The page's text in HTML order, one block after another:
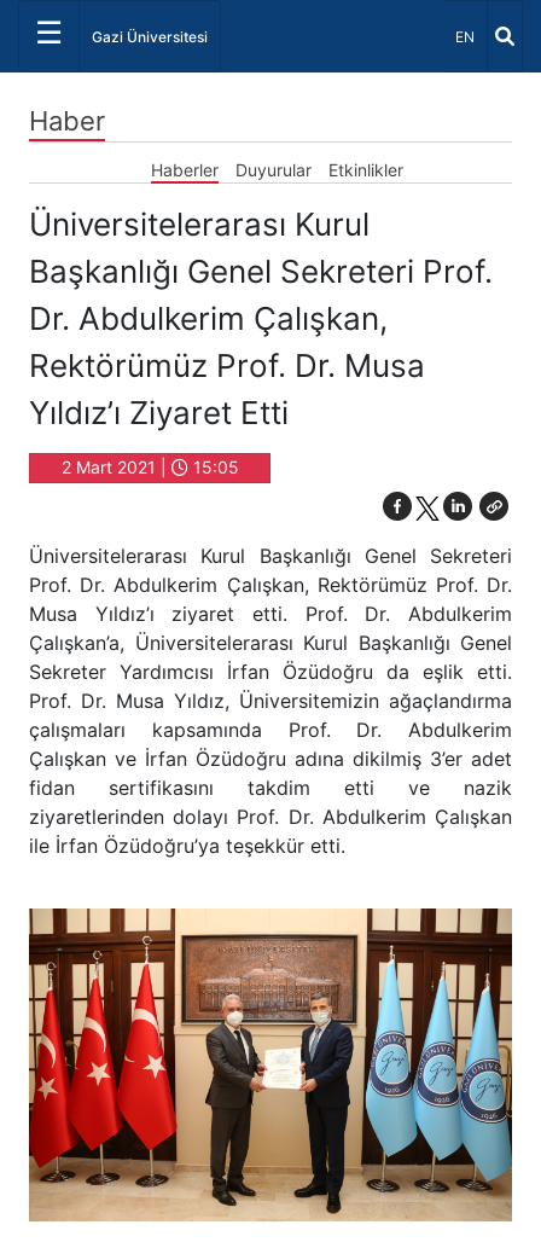
☰ Gazi Üniversitesi Dil Seçiniz
EN
Haber
Haberler Duyurular Etkinlikler
Üniversitelerarası Kurul
Başkanlığı Genel Sekreteri Prof.
Dr. Abdulkerim Çalışkan,
Rektörümüz Prof. Dr. Musa
Yıldız’ı Ziyaret Etti
2 Mart 2021 | 15:05
Üniversitelerarası Kurul Başkanlığı Genel Sekreteri
Prof. Dr. Abdulkerim Çalışkan, Rektörümüz Prof. Dr.
Musa Yıldız’ı ziyaret etti. Prof. Dr. Abdulkerim
Çalışkan’a, Üniversitelerarası Kurul Başkanlığı Genel
Sekreter Yardımcısı İrfan Özüdoğru da eşlik etti.
Prof. Dr. Musa Yıldız, Üniversitemizin ağaçlandırma
çalışmaları kapsamında Prof. Dr. Abdulkerim
Çalışkan ve İrfan Özüdoğru adına dikilmiş 3’er adet
fidan sertifikasını takdim etti ve nazik
ziyaretlerinden dolayı Prof. Dr. Abdulkerim Çalışkan
ile İrfan Özüdoğru’ya teşekkür etti.